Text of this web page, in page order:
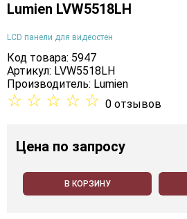
Lumien LVW5518LH
LCD панели для видеостен
Код товара: 5947
Артикул: LVW5518LH
Производитель: Lumien
☆ ☆ ☆ ☆ ☆ 0 отзывов
Цена по запросу
В КОРЗИНУ